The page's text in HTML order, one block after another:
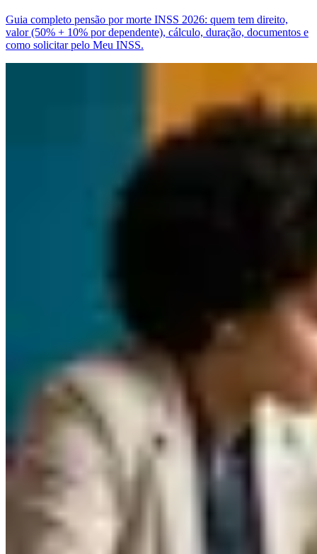
Guia completo pensão por morte INSS 2026: quem tem direito,
valor (50% + 10% por dependente), cálculo, duração, documentos e
como solicitar pelo Meu INSS.